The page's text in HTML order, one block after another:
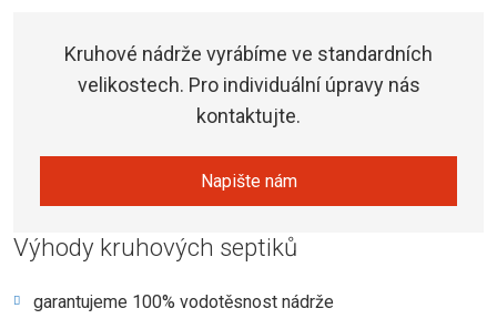
Kruhové nádrže vyrábíme ve standardních
velikostech. Pro individuální úpravy nás
kontaktujte.
Napište nám
Výhody kruhových septiků
garantujeme 100% vodotěsnost nádrže